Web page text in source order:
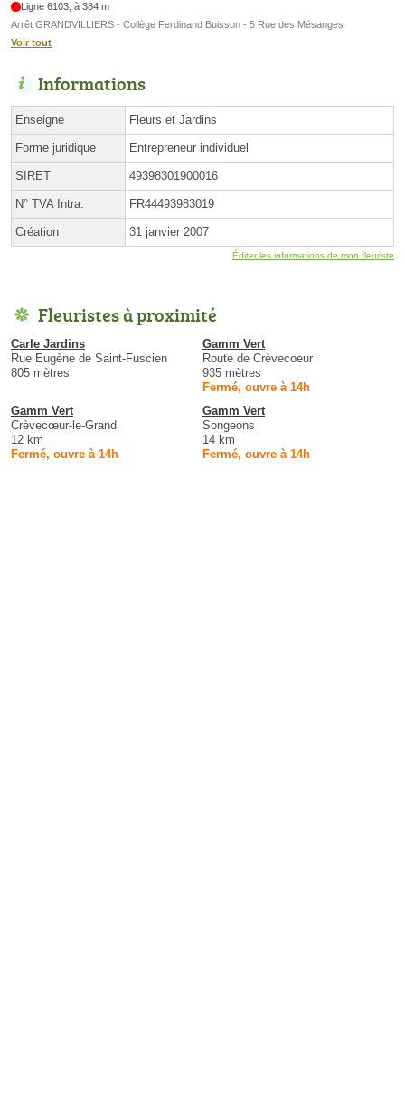
Ligne 6103, à 384 m
Arrêt GRANDVILLIERS - Collège Ferdinand Buisson - 5 Rue des Mésanges
Voir tout
Informations
Enseigne Fleurs et Jardins
Forme juridique Entrepreneur individuel
SIRET 49398301900016
N° TVA Intra. FR44493983019
Création 31 janvier 2007
Éditer les informations de mon fleuriste
Fleuristes à proximité
Carle Jardins
Rue Eugène de Saint-Fuscien
805 mètres
Gamm Vert
Route de Crèvecoeur
935 mètres
Fermé, ouvre à 14h
Gamm Vert
Crèvecœur-le-Grand
12 km
Fermé, ouvre à 14h
Gamm Vert
Songeons
14 km
Fermé, ouvre à 14h